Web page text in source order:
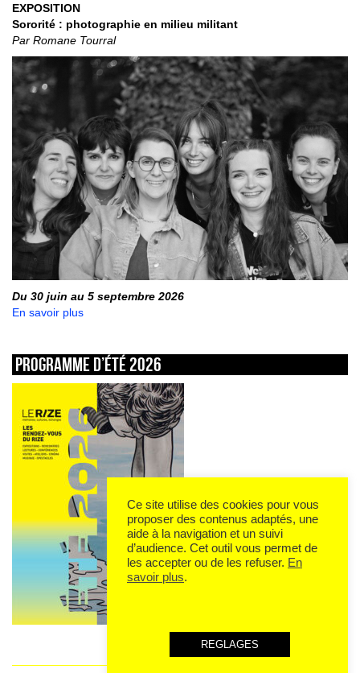
EXPOSITION
Sororité : photographie en milieu militant
Par Romane Tourral
Du 30 juin au 5 septembre 2026
En savoir plus
Programme d’été 2026
Ce site utilise des cookies pour vous
proposer des contenus adaptés, une
aide à la navigation et un suivi
d’audience. Cet outil vous permet de
les accepter ou de les refuser. En
savoir plus.
REGLAGES